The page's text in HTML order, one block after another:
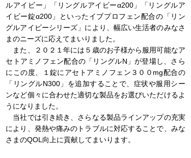
ルアイビー」「リングルアイビーα200」「リングルア
イビー錠α200」といったイブプロフェン配合の「リン
グルアイビーシリーズ」により、幅広い生活者のみなさ
まのニーズに応えてまいりました。
また、２０２１年には５歳のお子様から服用可能なア
セトアミノフェン配合の「リングルN」が登場し、さら
にこの度、１錠にアセトアミノフェン３００mg配合の
「リングルN300」を追加することで、症状や服用シー
ンなど個々に合わせた適切な製品をお選びいただけるよ
うになりました。
当社では引き続き、さらなる製品ラインアップの充実
により、発熱や痛みのトラブルに対応することで、みな
さまのQOL向上に貢献してまいります。